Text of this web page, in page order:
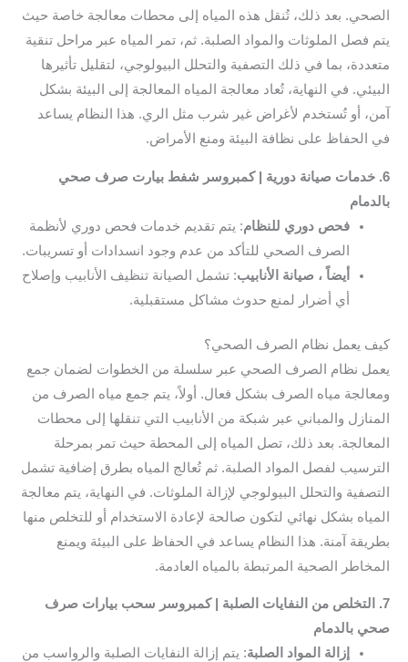
الصحي. بعد ذلك، تُنقل هذه المياه إلى محطات معالجة خاصة حيث
يتم فصل الملوثات والمواد الصلبة. ثم، تمر المياه عبر مراحل تنقية
متعددة، بما في ذلك التصفية والتحلل البيولوجي، لتقليل تأثيرها
البيئي. في النهاية، تُعاد معالجة المياه المعالجة إلى البيئة بشكل
آمن، أو تُستخدم لأغراض غير شرب مثل الري. هذا النظام يساعد
في الحفاظ على نظافة البيئة ومنع الأمراض.
6. خدمات صيانة دورية | كمبروسر شفط بيارت صرف صحي
بالدمام
فحص دوري للنظام: يتم تقديم خدمات فحص دوري لأنظمة
الصرف الصحي للتأكد من عدم وجود انسدادات أو تسريبات.
أيضاً ، صيانة الأنابيب: تشمل الصيانة تنظيف الأنابيب وإصلاح
أي أضرار لمنع حدوث مشاكل مستقبلية.
كيف يعمل نظام الصرف الصحي؟
يعمل نظام الصرف الصحي عبر سلسلة من الخطوات لضمان جمع
ومعالجة مياه الصرف بشكل فعال. أولاً، يتم جمع مياه الصرف من
المنازل والمباني عبر شبكة من الأنابيب التي تنقلها إلى محطات
المعالجة. بعد ذلك، تصل المياه إلى المحطة حيث تمر بمرحلة
الترسيب لفصل المواد الصلبة. ثم تُعالج المياه بطرق إضافية تشمل
التصفية والتحلل البيولوجي لإزالة الملوثات. في النهاية، يتم معالجة
المياه بشكل نهائي لتكون صالحة لإعادة الاستخدام أو للتخلص منها
بطريقة آمنة. هذا النظام يساعد في الحفاظ على البيئة ويمنع
المخاطر الصحية المرتبطة بالمياه العادمة.
7. التخلص من النفايات الصلبة | كمبروسر سحب بيارات صرف
صحي بالدمام
إزالة المواد الصلبة: يتم إزالة النفايات الصلبة والرواسب من